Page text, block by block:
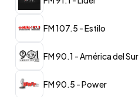
FM 107.5 - Estilo
FM 90.1 - América del Sur
FM 90.5 - Power